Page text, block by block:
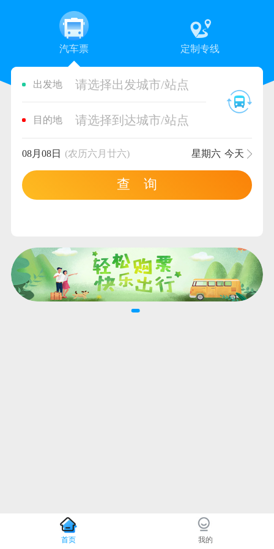
汽车票 定制专线
出发地 请选择出发城市/站点
目的地 请选择到达城市/站点
08月08日 (农历六月廿六) 星期六 今天
查 询
首页 我的